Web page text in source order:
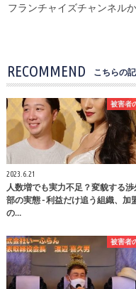
フランチャイズチャンネル
RECOMMEND こちらの
被害者
2023.6.21
人数増でも実力不足？変貌する渉
部の実態 - 利益だけ追う組織、加
の…
被害者